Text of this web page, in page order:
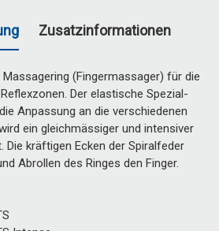
Zusatzinformationen
(Fingermassager) für die
Der elastische Spezial-
Anpassung an die verschiedenen
ein gleichmässiger und intensiver
kräftigen Ecken der Spiralfeder
Abrollen des Ringes den Finger.